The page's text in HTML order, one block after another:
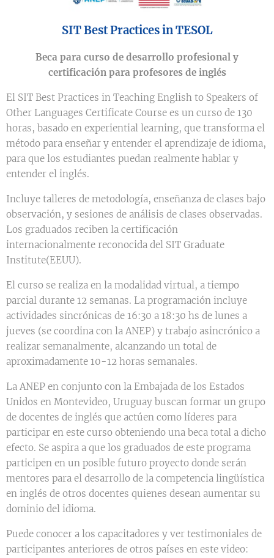
SIT Best Practices in TESOL
Beca para curso de desarrollo profesional y
certificación para profesores de inglés
El SIT Best Practices in Teaching English to Speakers of
Other Languages Certificate Course es un curso de 130
horas, basado en experiential learning, que transforma el
método para enseñar y entender el aprendizaje de idioma,
para que los estudiantes puedan realmente hablar y
entender el inglés.
Incluye talleres de metodología, enseñanza de clases bajo
observación, y sesiones de análisis de clases observadas.
Los graduados reciben la certificación
internacionalmente reconocida del SIT Graduate
Institute(EEUU).
El curso se realiza en la modalidad virtual, a tiempo
parcial durante 12 semanas. La programación incluye
actividades sincrónicas de 16:30 a 18:30 hs de lunes a
jueves (se coordina con la ANEP) y trabajo asincrónico a
realizar semanalmente, alcanzando un total de
aproximadamente 10-12 horas semanales.
La ANEP en conjunto con la Embajada de los Estados
Unidos en Montevideo, Uruguay buscan formar un grupo
de docentes de inglés que actúen como líderes para
participar en este curso obteniendo una beca total a dicho
efecto. Se aspira a que los graduados de este programa
participen en un posible futuro proyecto donde serán
mentores para el desarrollo de la competencia lingüística
en inglés de otros docentes quienes desean aumentar su
dominio del idioma.
Puede conocer a los capacitadores y ver testimoniales de
participantes anteriores de otros países en este video: